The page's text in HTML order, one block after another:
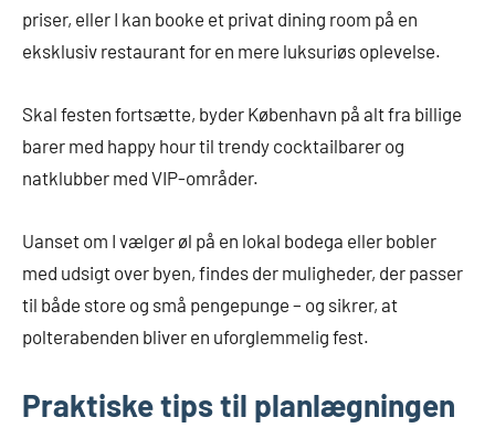
priser, eller I kan booke et privat dining room på en
eksklusiv restaurant for en mere luksuriøs oplevelse.
Skal festen fortsætte, byder København på alt fra billige
barer med happy hour til trendy cocktailbarer og
natklubber med VIP-områder.
Uanset om I vælger øl på en lokal bodega eller bobler
med udsigt over byen, findes der muligheder, der passer
til både store og små pengepunge – og sikrer, at
polterabenden bliver en uforglemmelig fest.
Praktiske tips til planlægningen